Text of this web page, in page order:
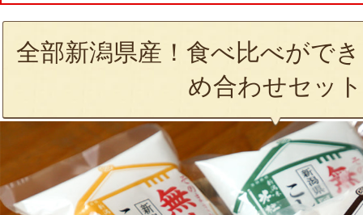
全部新潟県産！食べ比べがで
め合わせセット